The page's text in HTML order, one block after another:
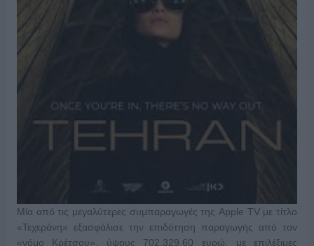
Μία από τις μεγαλύτερες συμπαραγωγές της Apple TV με τίτλο
«Τεχεράνη» εξασφάλισε την επιδότηση παραγωγής από τον
«νόμο Κρέτσου», ύψους 702.329,60 ευρώ, με επιλέξιμες